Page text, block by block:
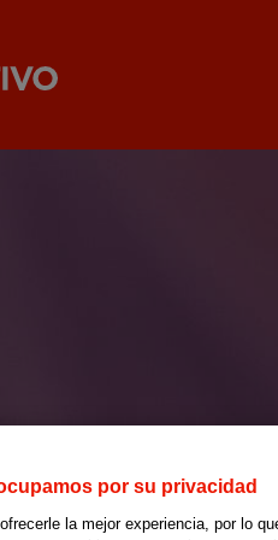
por su privacidad
la mejor experiencia, por lo